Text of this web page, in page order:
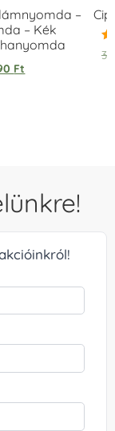
–
– Kék
Ft